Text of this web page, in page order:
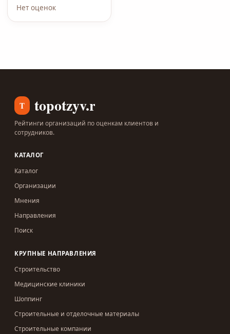
Нет оценок
T topotzyv.ru
Рейтинги организаций по оценкам клиентов и
сотрудников.
КАТАЛОГ
Каталог
Организации
Мнения
Направления
Поиск
КРУПНЫЕ НАПРАВЛЕНИЯ
Строительство
Медицинские клиники
Шоппинг
Строительные и отделочные материалы
Строительные компании